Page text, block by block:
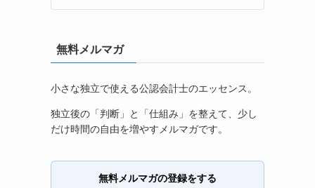
無料メルマガ
小さな独立で使える公認会計士のエッセンス。
独立後の「判断」と「仕組み」を整えて、少し
だけ時間の自由を増やすメルマガです。
無料メルマガの登録をする